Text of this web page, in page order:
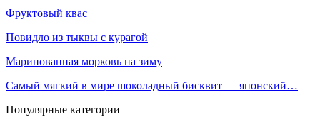
Фруктовый квас
Повидло из тыквы с курагой
Маринованная морковь на зиму
Самый мягкий в мире шоколадный бисквит — японский…
Популярные категории